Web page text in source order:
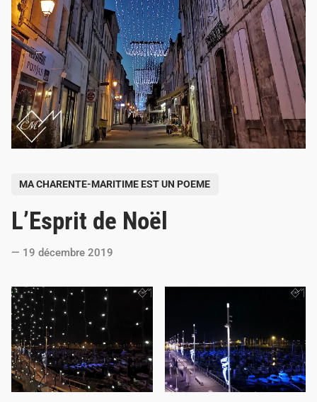
s
i
n
MA CHARENTE-MARITIME EST UN POEME
L’Esprit de Noël
19 décembre 2019